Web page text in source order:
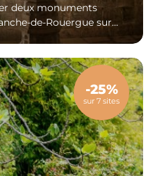
deux monuments
de-Rouergue sur
Visite libre du
la Chapelle des
de 5,50€) Aucune
-25%
sur 7 sites